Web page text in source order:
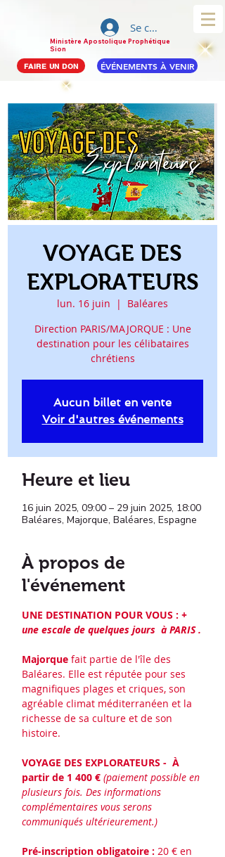
Ministère Apostolique Prophétique
Sion
Se connecter
FAIRE UN DON ÉVÉNEMENTS À VENIR
VOYAGE DES
EXPLORATEURS
lun. 16 juin
  |
Baléares
Direction PARIS/MAJORQUE : Une
destination pour les célibataires
chrétiens
Aucun billet en vente
Voir d'autres événements
Heure et lieu
16 juin 2025, 09:00 – 29 juin 2025, 18:00
Baléares, Majorque, Baléares, Espagne
À propos de
l'événement
UNE DESTINATION POUR VOUS : +
une escale de quelques jours  à PARIS .
Majorque fait partie de l'île des
Baléares. Elle est réputée pour ses
magnifiques plages et criques, son
agréable climat méditerranéen et la
richesse de sa culture et de son
histoire.
VOYAGE DES EXPLORATEURS -  À
partir de 1 400 € (paiement possible en
plusieurs fois. Des informations
complémentaires vous serons
communiqués ultérieurement.)
Pré-inscription obligatoire : 20 € en